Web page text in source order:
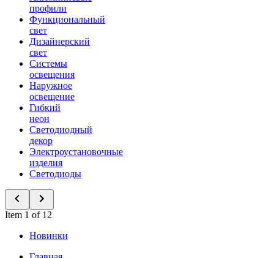
профили
Функциональный
свет
Дизайнерский
свет
Системы
освещения
Наружное
освещение
Гибкий
неон
Светодиодный
декор
Электроустановочные
изделия
Светодиоды
Item 1 of 12
Новинки